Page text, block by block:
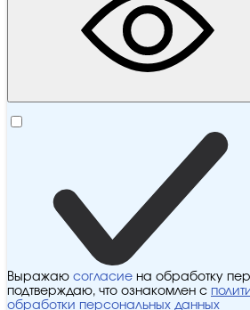
Выражаю согласие на обработку
подтверждаю, что ознакомлен с
обработки персональных данных